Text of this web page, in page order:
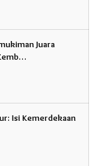
Juara
Isi Kemerdekaan